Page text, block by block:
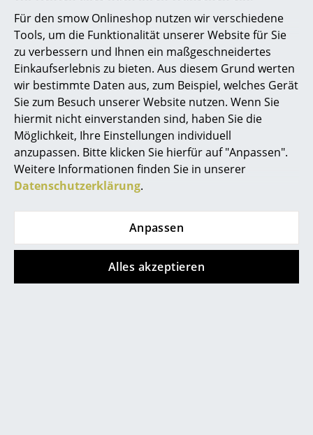
Für den smow Onlineshop nutzen wir verschiedene
Tools, um die Funktionalität unserer Website für Sie
zu verbessern und Ihnen ein maßgeschneidertes
Einkaufserlebnis zu bieten. Aus diesem Grund werten
wir bestimmte Daten aus, zum Beispiel, welches Gerät
Sie zum Besuch unserer Website nutzen. Wenn Sie
hiermit nicht einverstanden sind, haben Sie die
Möglichkeit, Ihre Einstellungen individuell
anzupassen. Bitte klicken Sie hierfür auf "Anpassen".
Weitere Informationen finden Sie in unserer
Datenschutzerklärung.
Anpassen
Alles akzeptieren
Akkuleuchten
... alle Leuchten
Betten
Doppelbetten
Einzelbetten
Stapelbetten
Kinderbetten
Nachttische & Bettzubehör
... alle Betten
service@smow.de
Store vor Ort kontaktieren